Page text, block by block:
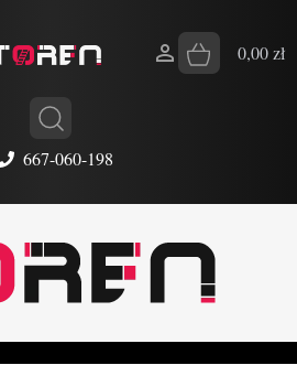
667-060-198
0,00 zł
